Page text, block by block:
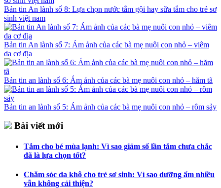
Bản tin An lành số 8: Lựa chọn nước tắm gội hay sữa tắm cho trẻ sơ
sinh việt nam
Bản tin An lành số 7: Ám ảnh của các bà mẹ nuôi con nhỏ – viêm
da cơ địa
Bản tin an lành số 6: Ám ảnh của các bà mẹ nuôi con nhỏ – hăm tã
Bản tin an lành số 5: Ám ảnh của các bà mẹ nuôi con nhỏ – rôm sảy
Bài viết mới
Tắm cho bé mùa lạnh: Vì sao giảm số lần tắm chưa chắc
đã là lựa chọn tốt?
Chăm sóc da khô cho trẻ sơ sinh: Vì sao dưỡng ẩm nhiều
vẫn không cải thiện?